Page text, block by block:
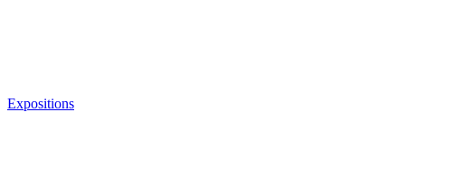
Expositions